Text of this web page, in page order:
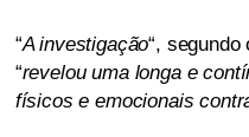
“A investigação“,
“revelou uma longa e
físicos e emocionais